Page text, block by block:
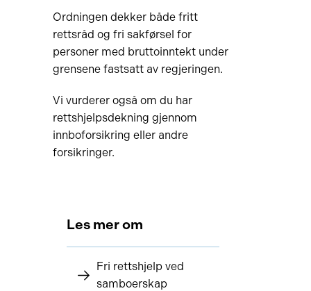
Ordningen dekker både fritt
rettsråd og fri sakførsel for
personer med bruttoinntekt under
grensene fastsatt av regjeringen.
Vi vurderer også om du har
rettshjelpsdekning gjennom
innboforsikring eller andre
forsikringer.
Les mer om
Fri rettshjelp ved
samboerskap